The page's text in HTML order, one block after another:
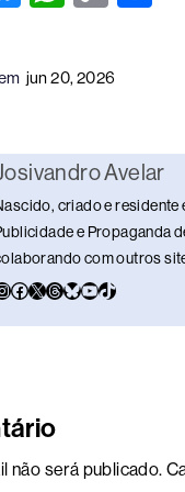
e
sk
at
s
p
p
p
y
n
k
jun 20, 2026
Avelar
criado e residente
e Propaganda
com outros
não será publicado.